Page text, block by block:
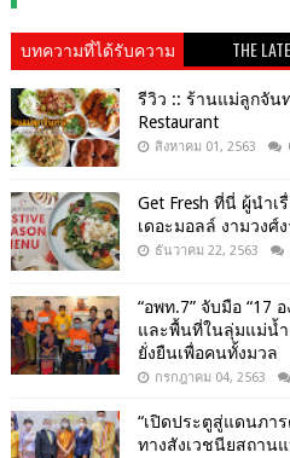
บทความที่ได้รับความ
นิยม
THE
รีวิว :: ร้านแม่ลูกจัน
Restaurant
สิงหาคม 01, 2563
Get​ Fresh​ ที่นี่ ผู้นำ
เดอะมอลล์ งามวงศ์
ธันวาคม 22, 2563
“อพท.7” จับมือ “17
และพื้นที่ในลุ่มแม่น้ำ
ยั่งยืนเพื่อคนทั้งมวล
กรกฎาคม 04, 2563
“เปิดประตูสู่แดนภา
ทางสังเวชนียสถาน